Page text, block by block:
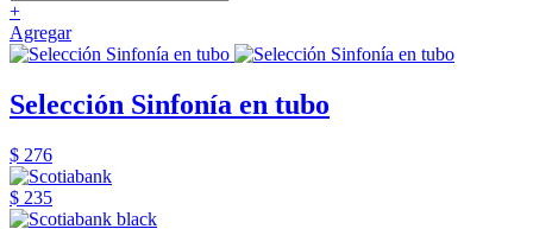
+
Agregar
Selección Sinfonía en tubo
$ 276
$ 235